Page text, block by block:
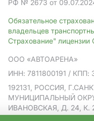
РФ № 2673 от
Обязательное
владельцев
Страхование"
ООО «АВТОАРЕНА»
ИНН: 7811800191 / КПП:
192131, РОССИЯ,
МУНИЦИПАЛЬНЫЙ
ИВАНОВСКАЯ, Д. 24, К.